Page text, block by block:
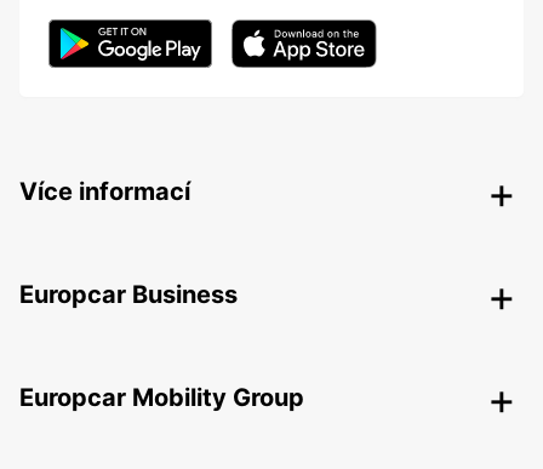
Více informací
Europcar Business
Europcar Mobility Group